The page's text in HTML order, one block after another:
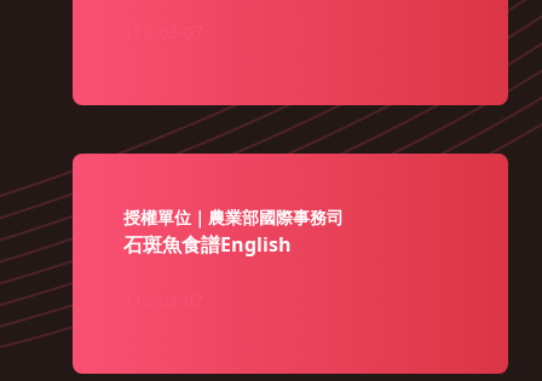
授權單位｜農業部國際事務司
石斑魚食譜English